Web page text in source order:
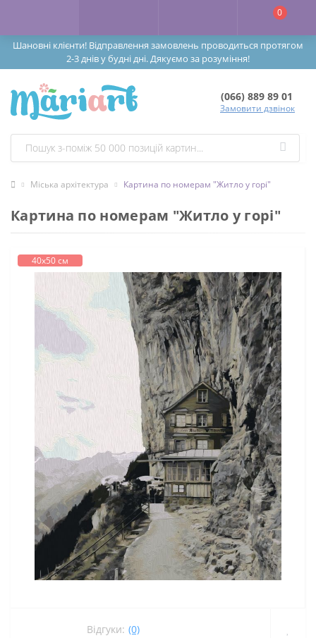
Шановні клієнти! Відправлення замовлень проводиться протягом
2-3 днів у будні дні. Дякуємо за розуміння!
0
(066) 889 89 01
Замовити дзвінок
Міська архітектура Картина по номерам "Житло у горі"
Картина по номерам "Житло у горі"
40х50 см
Відгуки: (0)